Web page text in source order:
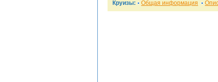
Круизы: Общая информация